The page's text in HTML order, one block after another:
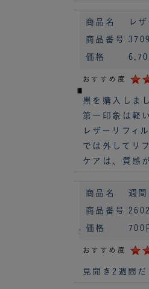
商品名 レ
商品番号 3709
価格
おすすめ度
黒を購入しま
第一印象は軽
レザーリフィ
では外してリ
ケアは、質感
商品名 週
商品番号
価格 700
おすすめ度
見開き2週間